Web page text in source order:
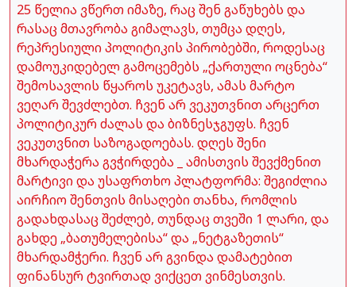
25 წელია ვწერთ იმაზე, რაც შენ გაწუხებს და
რასაც მთავრობა გიმალავს, თუმცა დღეს,
რეპრესიული პოლიტიკის პირობებში, როდესაც
დამოუკიდებელ გამოცემებს „ქართული ოცნება“
შემოსავლის წყაროს უკეტავს, ამას მარტო
ვეღარ შევძლებთ. ჩვენ არ ვეკუთვნით არცერთ
პოლიტიკურ ძალას და ბიზნესჯგუფს. ჩვენ
ვეკუთვნით საზოგადოებას. დღეს შენი
მხარდაჭერა გვჭირდება _ ამისთვის შევქმენით
მარტივი და უსაფრთხო პლატფორმა: შეგიძლია
აირჩიო შენთვის მისაღები თანხა, რომლის
გადახდასაც შეძლებ, თუნდაც თვეში 1 ლარი, და
გახდე „ბათუმელებისა“ და „ნეტგაზეთის“
მხარდამჭერი. ჩვენ არ გვინდა დამატებით
ფინანსურ ტვირთად ვიქცეთ ვინმესთვის.